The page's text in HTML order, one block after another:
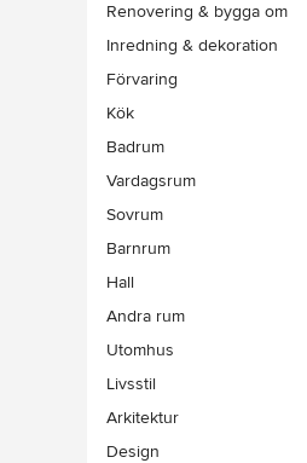
Renovering & bygga om
Inredning & dekoration
Förvaring
Kök
Badrum
Vardagsrum
Sovrum
Barnrum
Hall
Andra rum
Utomhus
Livsstil
Arkitektur
Design